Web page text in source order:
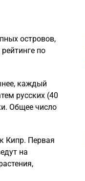
островов,
по
каждый
русских (40
Общее число
Кипр. Первая
на